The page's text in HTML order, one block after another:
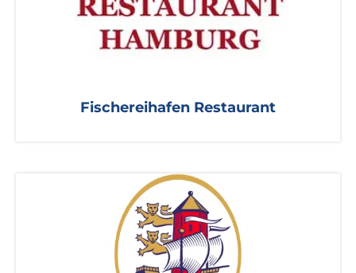
Fischereihafen Restaurant